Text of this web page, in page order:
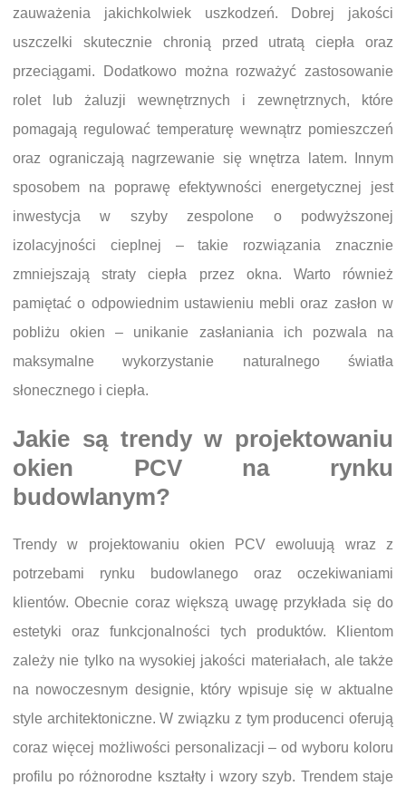
zauważenia jakichkolwiek uszkodzeń. Dobrej jakości
uszczelki skutecznie chronią przed utratą ciepła oraz
przeciągami. Dodatkowo można rozważyć zastosowanie
rolet lub żaluzji wewnętrznych i zewnętrznych, które
pomagają regulować temperaturę wewnątrz pomieszczeń
oraz ograniczają nagrzewanie się wnętrza latem. Innym
sposobem na poprawę efektywności energetycznej jest
inwestycja w szyby zespolone o podwyższonej
izolacyjności cieplnej – takie rozwiązania znacznie
zmniejszają straty ciepła przez okna. Warto również
pamiętać o odpowiednim ustawieniu mebli oraz zasłon w
pobliżu okien – unikanie zasłaniania ich pozwala na
maksymalne wykorzystanie naturalnego światła
słonecznego i ciepła.
Jakie są trendy w projektowaniu
okien PCV na rynku
budowlanym?
Trendy w projektowaniu okien PCV ewoluują wraz z
potrzebami rynku budowlanego oraz oczekiwaniami
klientów. Obecnie coraz większą uwagę przykłada się do
estetyki oraz funkcjonalności tych produktów. Klientom
zależy nie tylko na wysokiej jakości materiałach, ale także
na nowoczesnym designie, który wpisuje się w aktualne
style architektoniczne. W związku z tym producenci oferują
coraz więcej możliwości personalizacji – od wyboru koloru
profilu po różnorodne kształty i wzory szyb. Trendem staje